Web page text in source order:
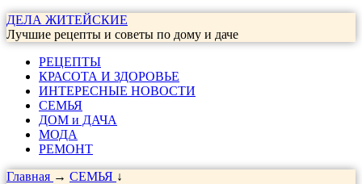
ДЕЛА ЖИТЕЙСКИЕ
Лучшие рецепты и советы по дому и даче
РЕЦЕПТЫ
КРАСОТА И ЗДОРОВЬЕ
ИНТЕРЕСНЫЕ НОВОСТИ
СЕМЬЯ
ДОМ и ДАЧА
МОДА
РЕМОНТ
Главная → СЕМЬЯ ↓